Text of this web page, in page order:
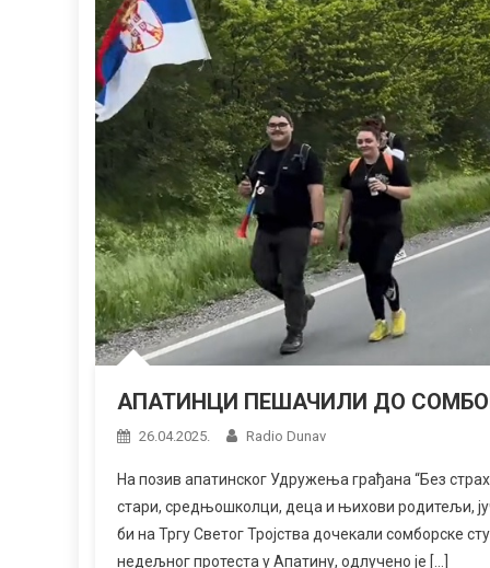
АПАТИНЦИ ПЕШАЧИЛИ ДО
26.04.2025. Radio Dunav
На позив апатинског Удружења грађана “Без
стари, средњошколци, деца и њихови родитељи,
би на Тргу Светог Тројства дочекали сомборске
недељног протеста у Апатину, одлучено је […]